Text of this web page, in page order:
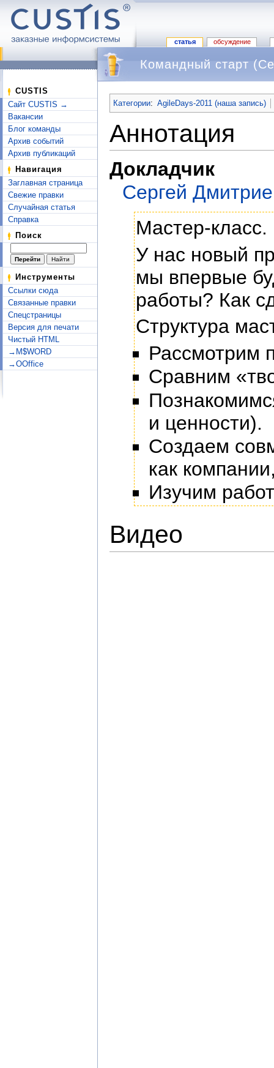
статья обсуждение
CUSTIS
Сайт CUSTIS →
Вакансии
Блог команды
Архив событий
Архив публикаций
Навигация
Заглавная страница
Свежие правки
Случайная статья
Справка
Поиск
Инструменты
Ссылки сюда
Связанные правки
Спецстраницы
Версия для печати
Чистый HTML
→M$WORD
→OOffice
Командный старт
Категории: AgileDays-2011 (наша запись)
Аннотация
Докладчик
Сергей
Мастер-класс.
У нас новый
мы впервые
работы? Как
Структура
Рассмотрим
Сравним
и ценности).
Создаем
как
Изучим
Видео